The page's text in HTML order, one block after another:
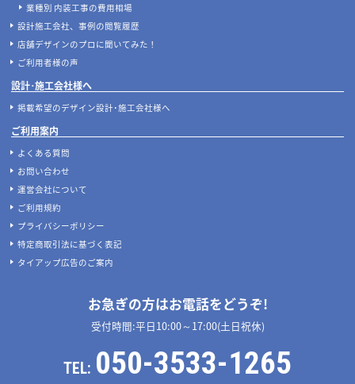
業種別 内装工事の費用相場
設計施工会社、事例の閲覧履歴
店舗デザインのプロに聞いてみた！
ご利用者様の声
設計･施工会社様へ
掲載希望のデザイン設計･施工会社様へ
ご利用案内
よくある質問
お問い合わせ
運営会社について
ご利用規約
プライバシーポリシー
特定商取引法に基づく表記
タイアップ広告のご案内
お急ぎの方はお電話をどうぞ!
受付時間:平日10:00～17:00(土日祝休)
TEL: 050-3533-1265